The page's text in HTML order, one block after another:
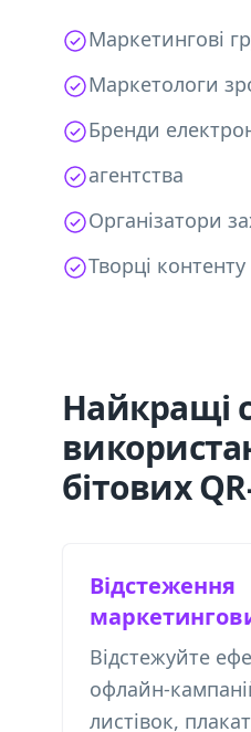
Маркетингові
Маркетологи
Бренди
агентства
Організатори
Творці контенту
Найкращі
бітових
Відстеження
Відстежуйте
офлайн-
листівок,